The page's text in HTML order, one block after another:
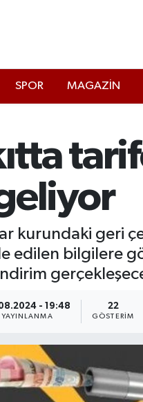
SPOR MAGAZİN
kurundaki geri
edilen bilgilere
- 19:48
YAYINLANMA
22
GÖSTERIM